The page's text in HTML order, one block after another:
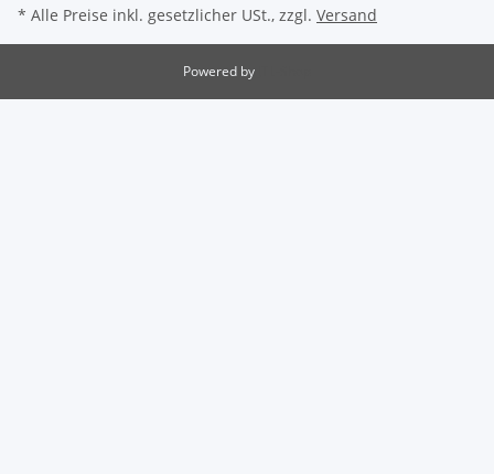
* Alle Preise inkl. gesetzlicher USt., zzgl. Versand
Powered by